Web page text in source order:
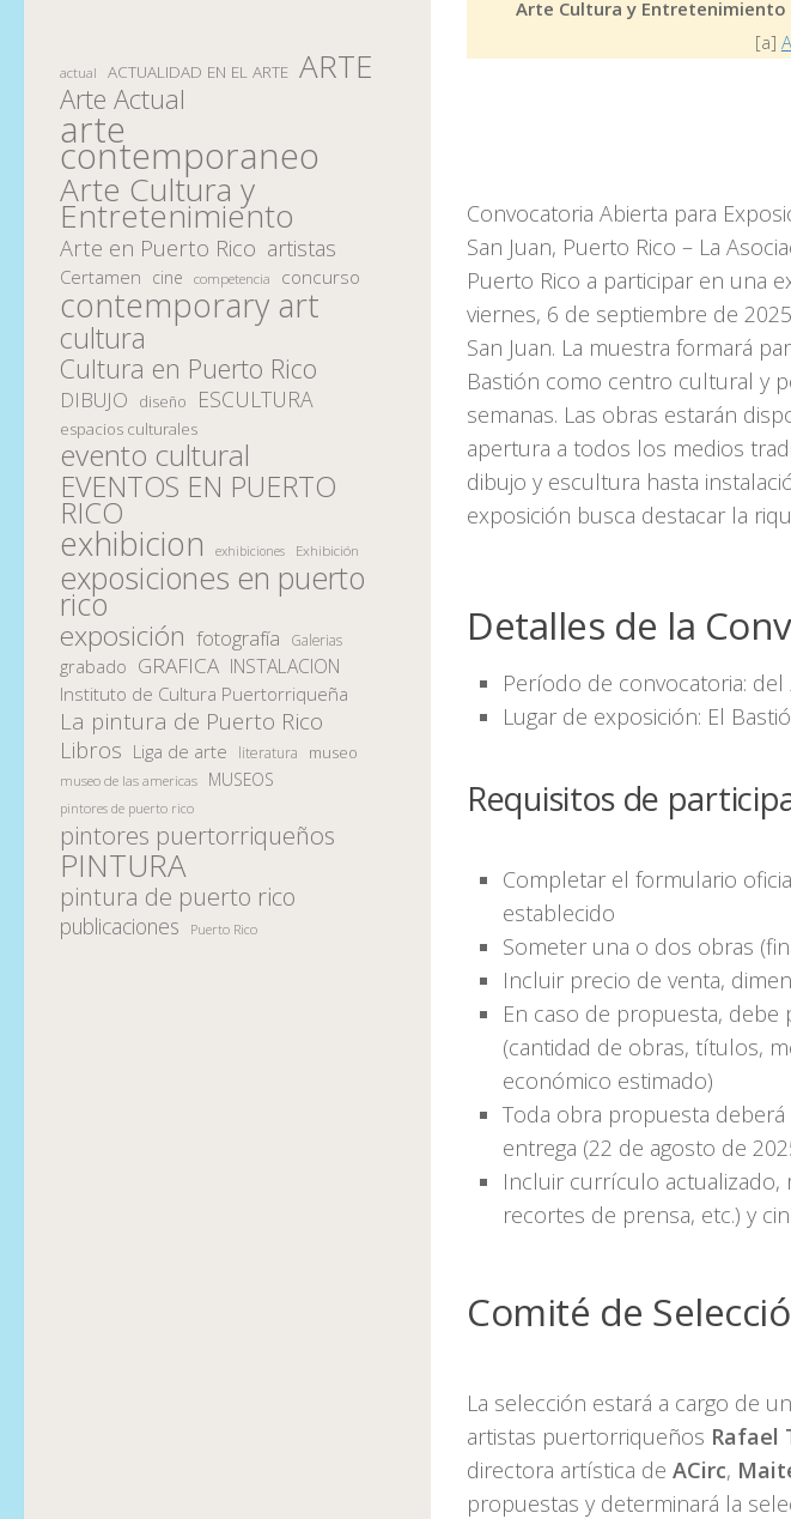
Arte Cultura y Entretenimiento
[a]
Convocatoria Abierta para
San Juan, Puerto Rico – La
Puerto Rico a participar en una
viernes, 6 de septiembre de
San Juan. La muestra formará
Bastión como centro cultural y
semanas. Las obras estarán
apertura a todos los medios
dibujo y escultura hasta
exposición busca destacar la
Detalles de la
Período de convocatoria:
Lugar de exposición: El
Requisitos de
Completar el formulario
establecido
Someter una o dos obras
Incluir precio de venta,
En caso de propuesta,
(cantidad de obras, títulos,
económico estimado)
Toda obra propuesta
entrega (22 de agosto de
Incluir currículo actualizado,
recortes de prensa, etc.) y
Comité de
La selección estará a cargo de
artistas puertorriqueños Rafael
directora artística de ACirc,
propuestas y determinará la
actual ACTUALIDAD EN EL ARTE ARTE
Arte Actual
arte
contemporaneo
Arte Cultura y
Entretenimiento
Arte en Puerto Rico artistas
Certamen cine competencia concurso
contemporary art
cultura
Cultura en Puerto Rico
DIBUJO diseño ESCULTURA
espacios culturales
evento cultural
EVENTOS EN PUERTO
RICO
exhibicion exhibiciones Exhibición
exposiciones en puerto
rico
exposición fotografía Galerias
grabado GRAFICA INSTALACION
Instituto de Cultura Puertorriqueña
La pintura de Puerto Rico
Libros Liga de arte literatura museo
museo de las americas MUSEOS
pintores de puerto rico
pintores puertorriqueños
PINTURA
pintura de puerto rico
publicaciones Puerto Rico